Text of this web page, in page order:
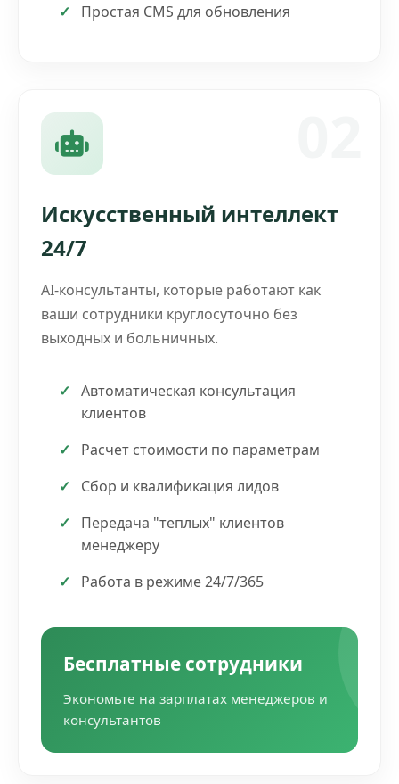
Простая CMS для обновления
Искусственный интеллект
24/7
AI-консультанты, которые работают как
ваши сотрудники круглосуточно без
выходных и больничных.
Автоматическая консультация
клиентов
Расчет стоимости по параметрам
Сбор и квалификация лидов
Передача "теплых" клиентов
менеджеру
Работа в режиме 24/7/365
Бесплатные сотрудники
Экономьте на зарплатах менеджеров и
консультантов